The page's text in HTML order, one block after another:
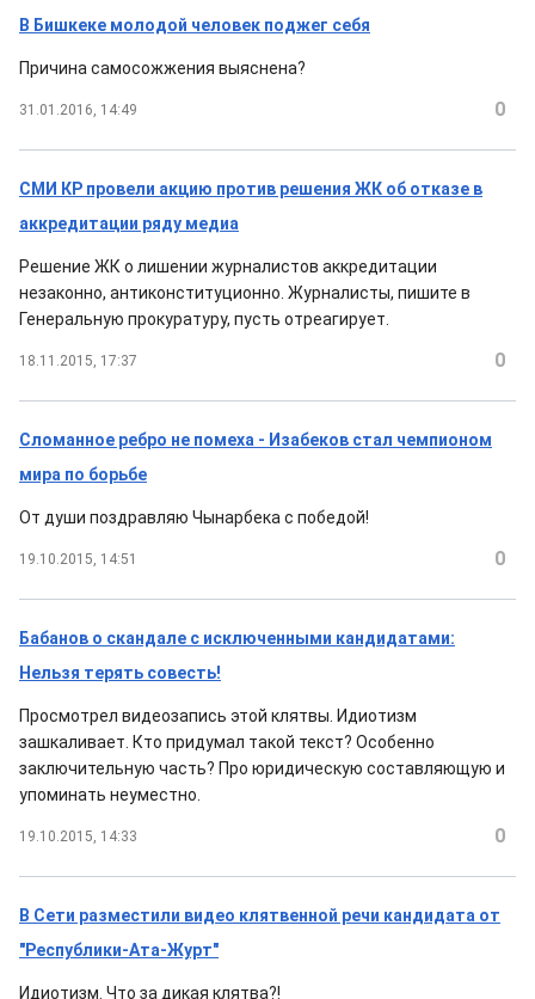
В Бишкеке молодой человек поджег себя
Причина самосожжения выяснена?
31.01.2016, 14:49 0
СМИ КР провели акцию против решения ЖК об отказе в
аккредитации ряду медиа
Решение ЖК о лишении журналистов аккредитации
незаконно, антиконституционно. Журналисты, пишите в
Генеральную прокуратуру, пусть отреагирует.
18.11.2015, 17:37 0
Сломанное ребро не помеха - Изабеков стал чемпионом
мира по борьбе
От души поздравляю Чынарбека с победой!
19.10.2015, 14:51 0
Бабанов о скандале с исключенными кандидатами:
Нельзя терять совесть!
Просмотрел видеозапись этой клятвы. Идиотизм
зашкаливает. Кто придумал такой текст? Особенно
заключительную часть? Про юридическую составляющую и
упоминать неуместно.
19.10.2015, 14:33 0
В Сети разместили видео клятвенной речи кандидата от
"Республики-Ата-Журт"
Идиотизм. Что за дикая клятва?!